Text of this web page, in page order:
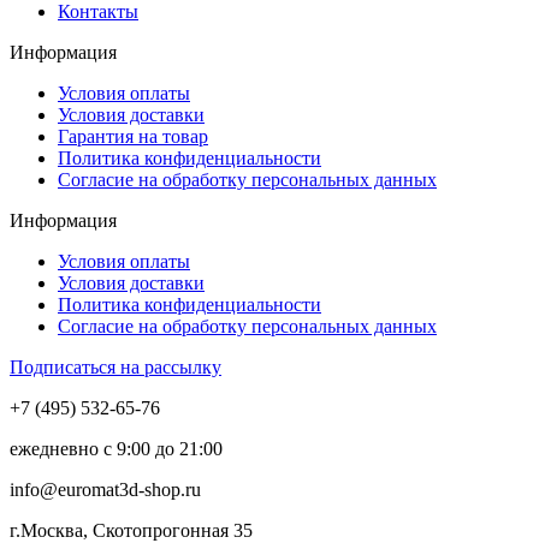
Контакты
Информация
Условия оплаты
Условия доставки
Гарантия на товар
Политика конфиденциальности
Согласие на обработку персональных данных
Информация
Условия оплаты
Условия доставки
Политика конфиденциальности
Согласие на обработку персональных данных
Подписаться на рассылку
+7 (495) 532-65-76
ежедневно с 9:00 до 21:00
info@euromat3d-shop.ru
г.Москва, Скотопрогонная 35